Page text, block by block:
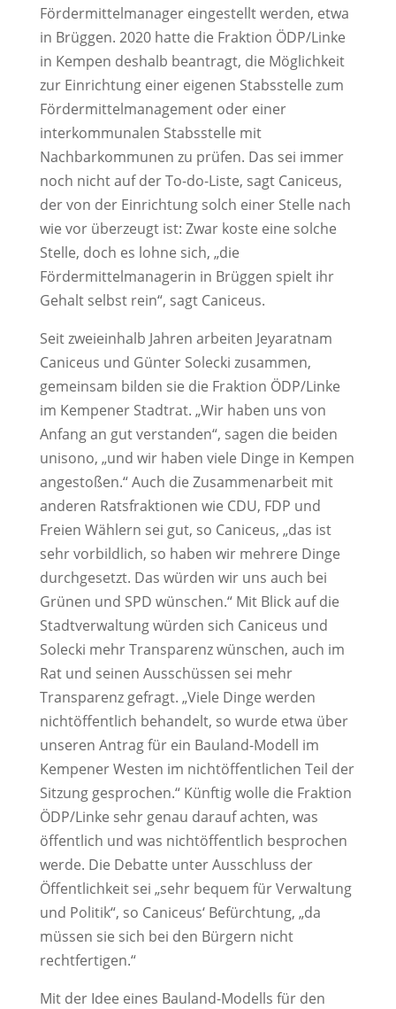
Fördermittelmanager eingestellt werden, etwa
in Brüggen. 2020 hatte die Fraktion ÖDP/Linke
in Kempen deshalb beantragt, die Möglichkeit
zur Einrichtung einer eigenen Stabsstelle zum
Fördermittelmanagement oder einer
interkommunalen Stabsstelle mit
Nachbarkommunen zu prüfen. Das sei immer
noch nicht auf der To-do-Liste, sagt Caniceus,
der von der Einrichtung solch einer Stelle nach
wie vor überzeugt ist: Zwar koste eine solche
Stelle, doch es lohne sich, „die
Fördermittelmanagerin in Brüggen spielt ihr
Gehalt selbst rein“, sagt Caniceus.
Seit zweieinhalb Jahren arbeiten Jeyaratnam
Caniceus und Günter Solecki zusammen,
gemeinsam bilden sie die Fraktion ÖDP/Linke
im Kempener Stadtrat. „Wir haben uns von
Anfang an gut verstanden“, sagen die beiden
unisono, „und wir haben viele Dinge in Kempen
angestoßen.“ Auch die Zusammenarbeit mit
anderen Ratsfraktionen wie CDU, FDP und
Freien Wählern sei gut, so Caniceus, „das ist
sehr vorbildlich, so haben wir mehrere Dinge
durchgesetzt. Das würden wir uns auch bei
Grünen und SPD wünschen.“ Mit Blick auf die
Stadtverwaltung würden sich Caniceus und
Solecki mehr Transparenz wünschen, auch im
Rat und seinen Ausschüssen sei mehr
Transparenz gefragt. „Viele Dinge werden
nichtöffentlich behandelt, so wurde etwa über
unseren Antrag für ein Bauland-Modell im
Kempener Westen im nichtöffentlichen Teil der
Sitzung gesprochen.“ Künftig wolle die Fraktion
ÖDP/Linke sehr genau darauf achten, was
öffentlich und was nichtöffentlich besprochen
werde. Die Debatte unter Ausschluss der
Öffentlichkeit sei „sehr bequem für Verwaltung
und Politik“, so Caniceus‘ Befürchtung, „da
müssen sie sich bei den Bürgern nicht
rechtfertigen.“
Mit der Idee eines Bauland-Modells für den